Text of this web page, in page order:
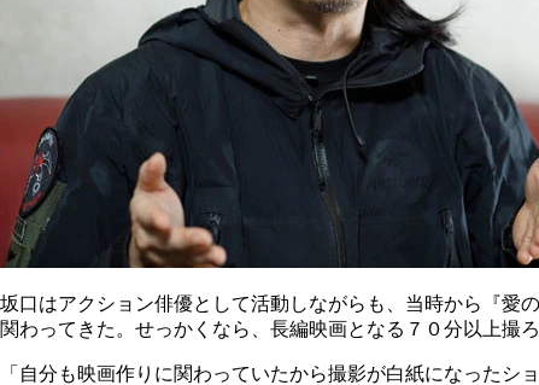
坂口はアクション俳優として活動しながらも、当時から『愛
関わってきた。せっかくなら、長編映画となる７０分以上撮ろ
「自分も映画作りに関わっていたから撮影が白紙になった